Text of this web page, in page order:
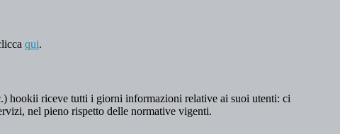
qui.
hookii riceve tutti i giorni informazioni relative ai suoi utenti: ci
nel pieno rispetto delle normative vigenti.